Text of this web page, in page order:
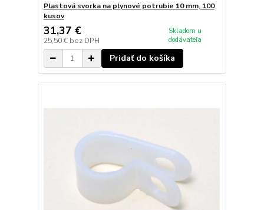
Plastová svorka na plynové potrubie 10 mm, 100
kusov
31,37 €
25,50 € bez DPH
Skladom u
dodávateľa
Pridať do košíka